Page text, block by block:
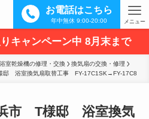
お電話はこちら
年中無休 9:00-20:00 メニュー
キャンペーン中 8月末まで
室乾燥機の修理・交換
換気扇の交換・修理
邸　浴室換気扇取替工事　FY-17C1SK→FY-17C8
市 T様邸 浴室換気